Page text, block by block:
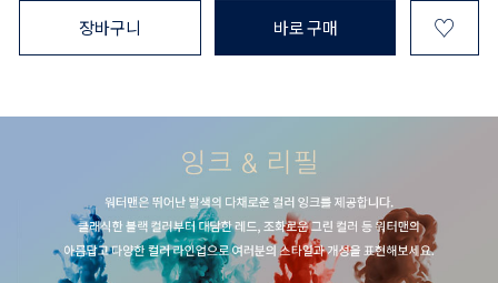
장바구니 바로 구매 ♡